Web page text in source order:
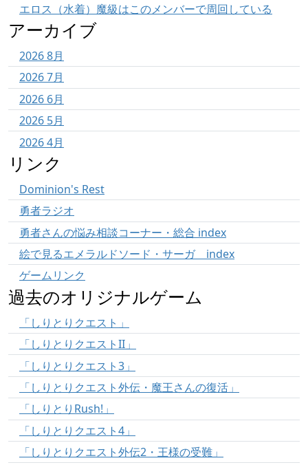
エロス（水着）魔級はこのメンバーで周回している
アーカイブ
2026 8月
2026 7月
2026 6月
2026 5月
2026 4月
リンク
Dominion's Rest
勇者ラジオ
勇者さんの悩み相談コーナー・総合 index
絵で見るエメラルドソード・サーガ index
ゲームリンク
過去のオリジナルゲーム
「しりとりクエスト」
「しりとりクエストII」
「しりとりクエスト3」
「しりとりクエスト外伝・魔王さんの復活」
「しりとりRush!」
「しりとりクエスト4」
「しりとりクエスト外伝2・王様の受難」